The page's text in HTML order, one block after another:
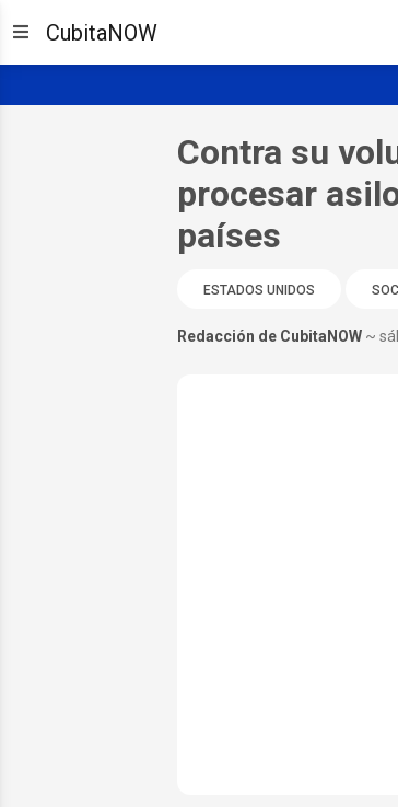
CubitaNOW
Contra su
procesar
países
ESTADOS UNIDOS
Redacción de CubitaNOW ~